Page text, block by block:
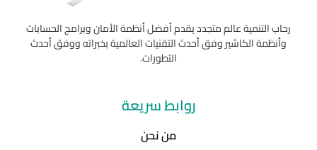
رحاب التنمية عالم متجدد يقدم أفضل أنظمة الأمان وبرامج الحسابات
وأنظمة الكاشير وفق أحدث التقنيات العالمية بخبراته ووفق أحدث
التطورات.
روابط سريعة
من نحن